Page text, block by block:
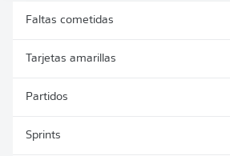
Faltas cometidas
Tarjetas amarillas
Partidos
Sprints